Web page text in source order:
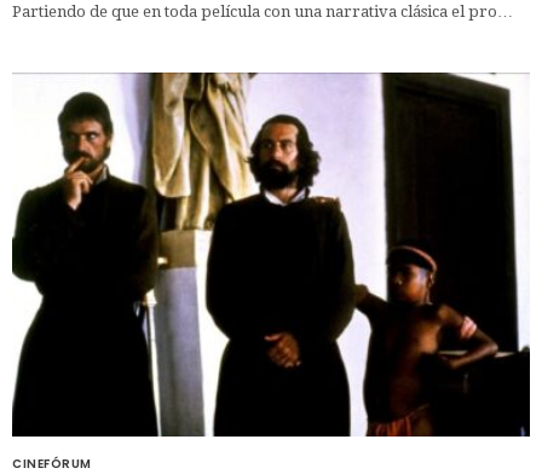
Partiendo de que en toda película con una narrativa clásica el pro…
CINEFÓRUM